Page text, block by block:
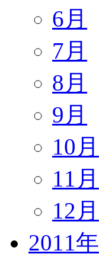
6月
7月
8月
9月
10月
11月
12月
2011年